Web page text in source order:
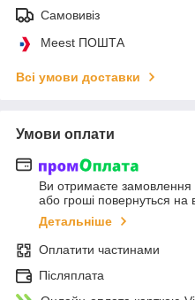
Самовивіз
Meest ПОШТА
Всі умови доставки
Умови оплати
Ви отримаєте замовлення
або гроші повернуться на
Детальніше
Оплатити частинами
Післяплата